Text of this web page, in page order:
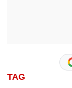
TAG